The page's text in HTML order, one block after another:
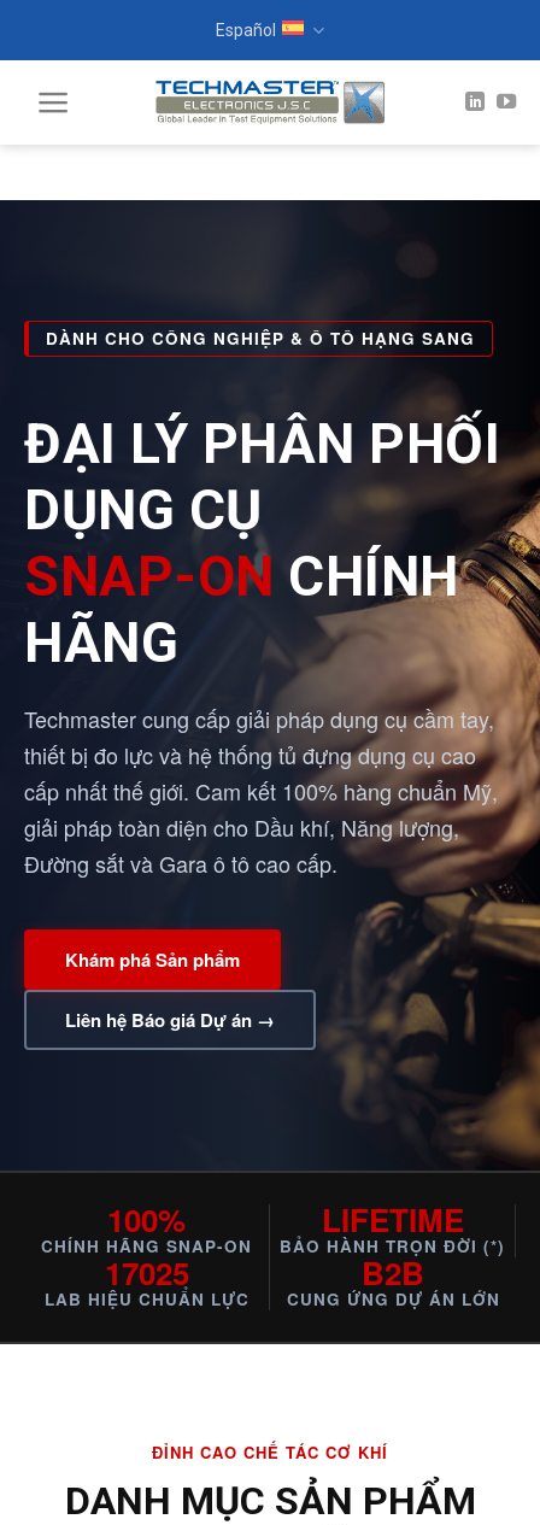
Español
DÀNH CHO CÔNG NGHIỆP & Ô TÔ HẠNG SANG
ĐẠI LÝ PHÂN PHỐI
DỤNG CỤ
SNAP-ON CHÍNH
HÃNG
Techmaster cung cấp giải pháp dụng cụ cầm tay,
thiết bị đo lực và hệ thống tủ đựng dụng cụ cao
cấp nhất thế giới. Cam kết 100% hàng chuẩn Mỹ,
giải pháp toàn diện cho Dầu khí, Năng lượng,
Đường sắt và Gara ô tô cao cấp.
Khám phá Sản phẩm
Liên hệ Báo giá Dự án →
100%
CHÍNH HÃNG SNAP-ON
LIFETIME
BẢO HÀNH TRỌN ĐỜI (*)
17025
LAB HIỆU CHUẨN LỰC
B2B
CUNG ỨNG DỰ ÁN LỚN
ĐỈNH CAO CHẾ TÁC CƠ KHÍ
DANH MỤC SẢN PHẨM